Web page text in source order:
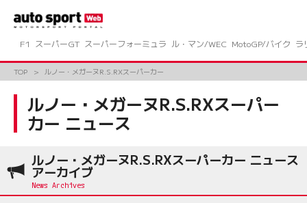
ツ
ス
F1 スーパーGT スーパーフォーミュラ ル・マン/WEC MotoGP/バイク ラ
TOP ルノー・メガーヌR.S.RXスーパーカー
ルノー・メガーヌR.S.RXスーパー
カー ニュース
ルノー・メガーヌR.S.RXスーパーカー ニュース
アーカイブ